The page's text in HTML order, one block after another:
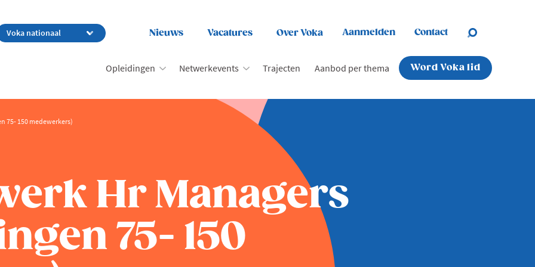
Nieuws Vacatures Over Voka Aanmelden Contact
Opleidingen Netwerkevents Trajecten Aanbod per thema Word Voka lid
75- 150 medewerkers)
Hr Managers
75- 150